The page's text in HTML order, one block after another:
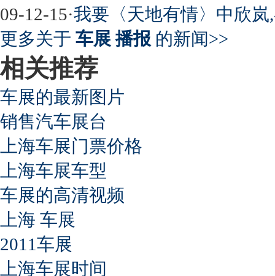
09-12-15·我要〈天地有情〉中欣
更多关于 车展 播报 的新闻>>
相关推荐
车展的最新图片
销售汽车展台
上海车展门票价格
上海车展车型
车展的高清视频
上海 车展
2011车展
上海车展时间